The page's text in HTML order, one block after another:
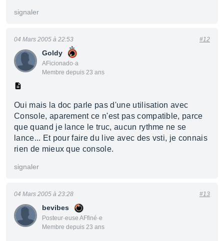
signaler
Goldy
AFicionado·a
Membre depuis 23 ans
04 Mars 2005 à 22:53 #12
Oui mais la doc parle pas d'une utilisation avec
Console, aparement ce n'est pas compatible, parce
que quand je lance le truc, aucun rythme ne se
lance... Et pour faire du live avec des vsti, je connais
rien de mieux que console.
signaler
bevibes
Posteur·euse AFfiné·e
Membre depuis 23 ans
04 Mars 2005 à 23:28 #13